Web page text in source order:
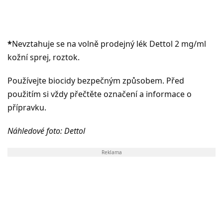
*Nevztahuje se na volně prodejný lék Dettol 2 mg/ml
kožní sprej, roztok.
Používejte biocidy bezpečným způsobem. Před
použitím si vždy přečtěte označení a informace o
přípravku.
Náhledové foto: Dettol
Reklama